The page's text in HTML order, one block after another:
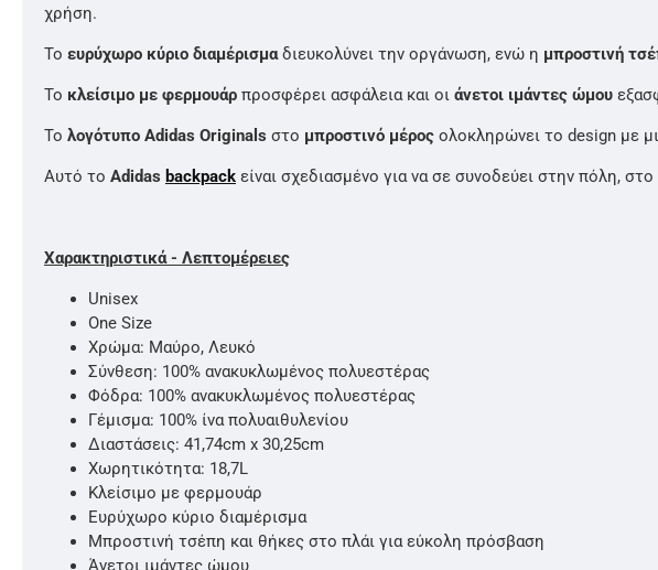
χρήση.
Το ευρύχωρο κύριο διαμέρισμαδιευκολύνει την οργάνωση, ενώ η μπροστινή
Το κλείσιμο με φερμουάρ προσφέρει ασφάλεια και οι άνετοι ιμάντες ώμου
Το λογότυπο Αdidas Originals στο μπροστινό μέρος ολοκληρώνει το design με
Αυτό το Adidas backpack είναι σχεδιασμένο για να σε συνοδεύει στην πόλη,
Χαρακτηριστικά - Λεπτομέρειες
Unisex
One Size
Χρώμα: Μαύρο, Λευκό
Σύνθεση: 100% ανακυκλωμένος πολυεστέρας
Φόδρα: 100% ανακυκλωμένος πολυεστέρας
Γέμισμα: 100% ίνα πολυαιθυλενίου
Διαστάσεις: 41,74cm x 30,25cm
Χωρητικότητα: 18,7L
Κλείσιμο με φερμουάρ
Ευρύχωρο κύριο διαμέρισμα
Μπροστινή τσέπη και θήκες στο πλάι για εύκολη πρόσβαση
Άνετοι ιμάντες ώμου